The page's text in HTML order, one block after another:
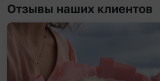
Отзывы наших клиентов